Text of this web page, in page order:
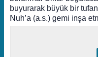
buyurarak büyük bir
Nuh’a (a.s.) gemi inşa